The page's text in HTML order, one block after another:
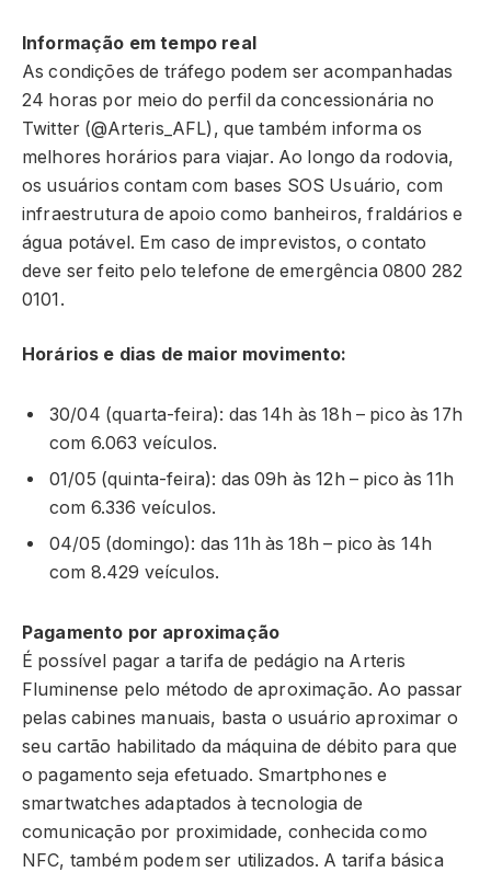
Informação em tempo real
As condições de tráfego podem ser acompanhadas
24 horas por meio do perfil da concessionária no
Twitter (@Arteris_AFL), que também informa os
melhores horários para viajar. Ao longo da rodovia,
os usuários contam com bases SOS Usuário, com
infraestrutura de apoio como banheiros, fraldários e
água potável. Em caso de imprevistos, o contato
deve ser feito pelo telefone de emergência 0800 282
0101.
Horários e dias de maior movimento:
30/04 (quarta-feira): das 14h às 18h – pico às 17h
com 6.063 veículos.
01/05 (quinta-feira): das 09h às 12h – pico às 11h
com 6.336 veículos.
04/05 (domingo): das 11h às 18h – pico às 14h
com 8.429 veículos.
Pagamento por aproximação
É possível pagar a tarifa de pedágio na Arteris
Fluminense pelo método de aproximação. Ao passar
pelas cabines manuais, basta o usuário aproximar o
seu cartão habilitado da máquina de débito para que
o pagamento seja efetuado. Smartphones e
smartwatches adaptados à tecnologia de
comunicação por proximidade, conhecida como
NFC, também podem ser utilizados. A tarifa básica